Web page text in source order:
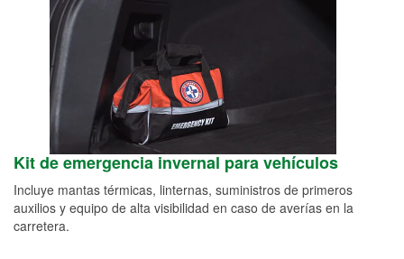
Kit de emergencia invernal para vehículos
Incluye mantas térmicas, linternas, suministros de primeros
auxilios y equipo de alta visibilidad en caso de averías en la
carretera.